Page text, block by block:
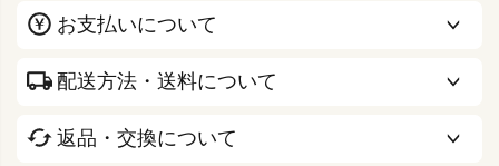
お支払いについて
配送方法・送料について
返品・交換について